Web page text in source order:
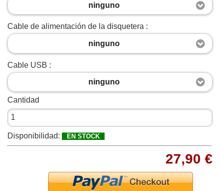
ninguno
Cable de alimentación de la disquetera :
ninguno
Cable USB :
ninguno
Cantidad
Disponibilidad: EN STOCK
27,90 €